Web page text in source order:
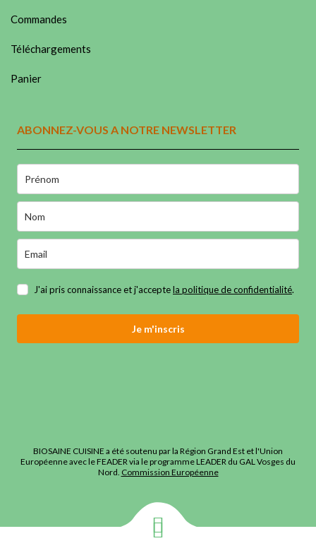
Commandes
Téléchargements
Panier
ABONNEZ-VOUS A NOTRE NEWSLETTER
J'ai pris connaissance et j'acceptela politique de confidentialité.
Je m'inscris
BIOSAINE CUISINE a été soutenu par la Région Grand Est et l'Union
Européenne avec le FEADER via le programme LEADER du GAL Vosges du
Nord. Commission Européenne